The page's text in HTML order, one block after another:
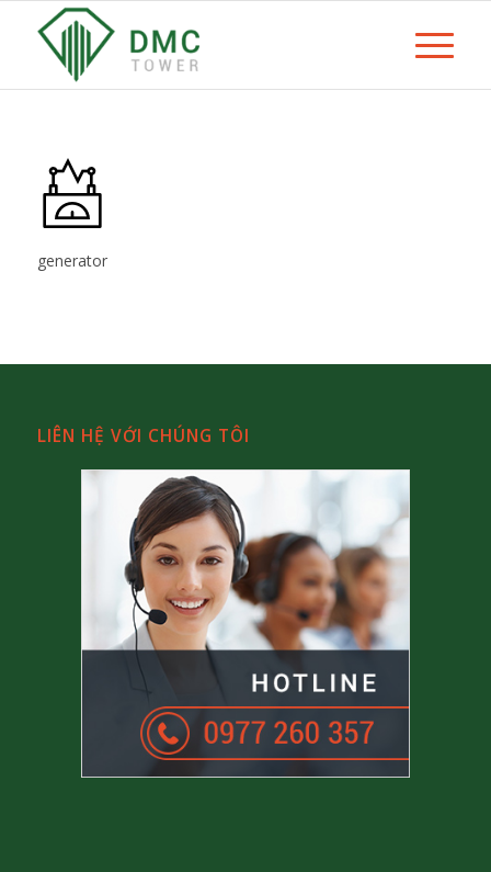
generator
LIÊN HỆ VỚI CHÚNG TÔI